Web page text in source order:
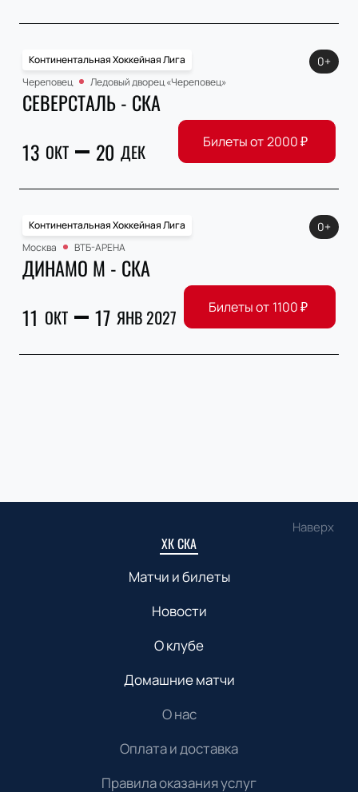
Континентальная Хоккейная Лига
Череповец
Ледовый дворец «Череповец»
СЕВЕРСТАЛЬ - СКА
13 ОКТ 20 ДЕК
0+
Билеты от2000₽
Континентальная Хоккейная Лига
Москва
ВТБ-АРЕНА
ДИНАМО М - СКА
11 ОКТ 17 ЯНВ 2027
0+
Билеты от 1100₽
Наверх
ХК СКА
Матчи и билеты
Новости
О клубе
Домашние матчи
О нас
Оплата и доставка
Правила оказания услуг